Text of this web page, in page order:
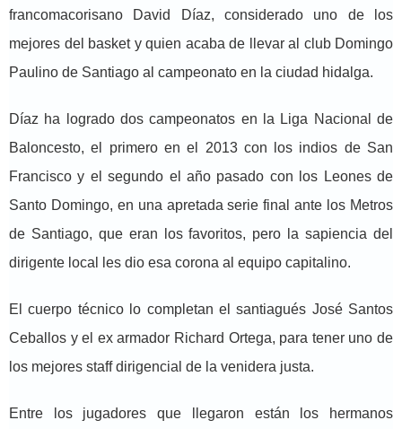
francomacorisano David Díaz, considerado uno de los
mejores del basket y quien acaba de llevar al club Domingo
Paulino de Santiago al campeonato en la ciudad hidalga.
Díaz ha logrado dos campeonatos en la Liga Nacional de
Baloncesto, el primero en el 2013 con los indios de San
Francisco y el segundo el año pasado con los Leones de
Santo Domingo, en una apretada serie final ante los Metros
de Santiago, que eran los favoritos, pero la sapiencia del
dirigente local les dio esa corona al equipo capitalino.
El cuerpo técnico lo completan el santiagués José Santos
Ceballos y el ex armador Richard Ortega, para tener uno de
los mejores staff dirigencial de la venidera justa.
Entre los jugadores que llegaron están los hermanos